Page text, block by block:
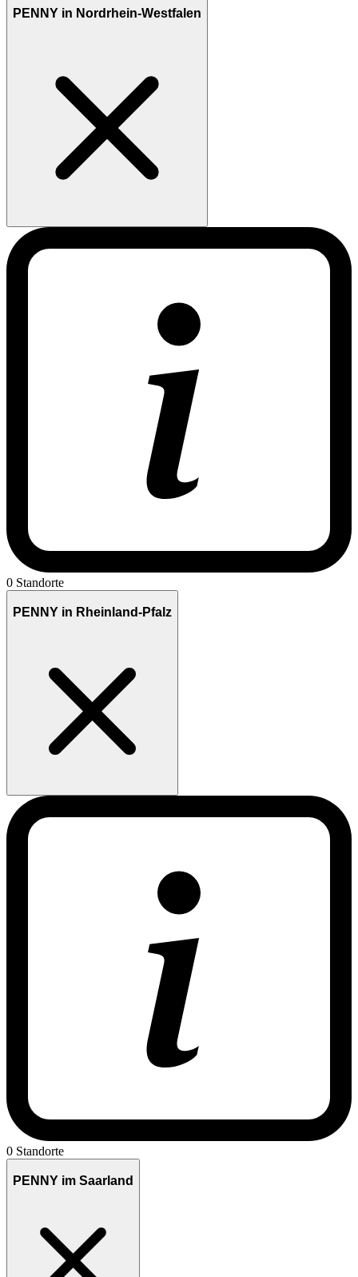
PENNY in Nordrhein-Westfalen
0 Standorte
PENNY in Rheinland-Pfalz
0 Standorte
PENNY im Saarland